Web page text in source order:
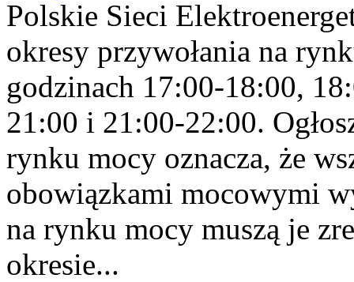
Polskie Sieci
okresy przywołania na
godzinach 17:00-18:00,
21:00 i 21:00-22:00.
rynku mocy oznacza, że
obowiązkami mocowymi
na rynku mocy muszą je
okresie...